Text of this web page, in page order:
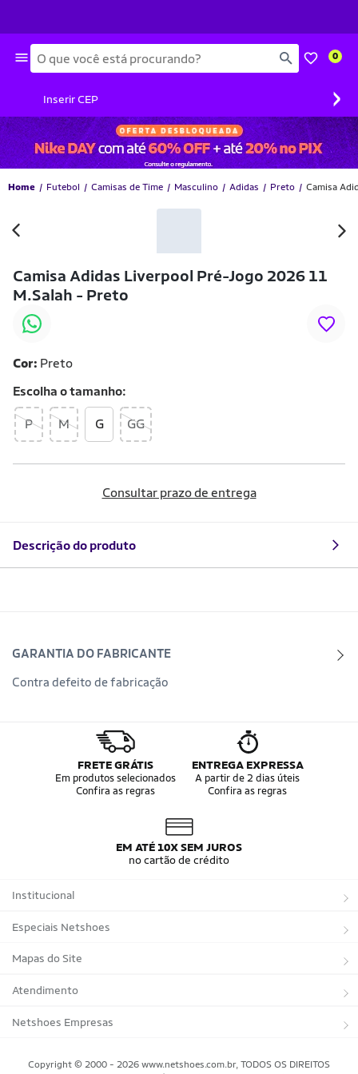
Busca 0
Inserir CEP ›
Home Futebol Camisas de Time Masculino Adidas Preto Camisa
Camisa Adidas Liverpool Pré-Jogo 2026 11
M.Salah - Preto
Cor: Preto
Escolha otamanho
P M G GG
Consultar prazo de entrega
Descrição do produto
GARANTIA DO FABRICANTE
Contra defeito de fabricação
FRETE GRÁTIS
Em produtos selecionados
Confira as regras
ENTREGA EXPRESSA
A partir de 2 dias úteis
Confira as regras
EM ATÉ 10X SEM JUROS
no cartão de crédito
Institucional
Sobre a Netshoes
Política de Privacidade
Programa de Afiliados
Regulamentos
Especiais Netshoes
Suplementos
Corrida
Bicicletas
Mapas do Site
Marcas
Tipos de Produtos
Atendimento
Trocas e devoluções
Netshoes Empresas
Copyright © 2000 - 2026 www.netshoes.com.br, TODOS OS DIREITOS